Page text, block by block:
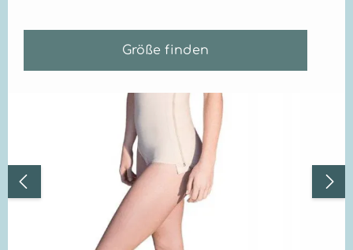
Größe finden
Bildergalerie überspringen